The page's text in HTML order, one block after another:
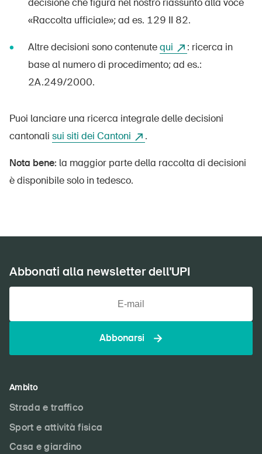
decisione che figura nel nostro riassunto alla voce
«Raccolta ufficiale»; ad es. 129 II 82.
Altre decisioni sono contenutequi
: ricerca in
base al numero di procedimento; ad es.:
2A.249/2000.
Puoi lanciare una ricerca integrale delle decisioni
cantonali sui siti dei Cantoni .
Nota bene: la maggior parte della raccolta di decisioni
è disponibile solo in tedesco.
Abbonati alla newsletter dell'UPI
Abbonarsi
Ambito
Strada e traffico
Sport e attività fisica
Casa e giardino